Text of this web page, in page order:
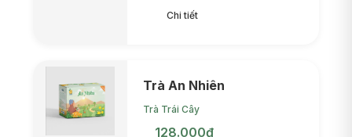
Chi tiết
Trà An Nhiên
Trà Trái Cây
128.000đ